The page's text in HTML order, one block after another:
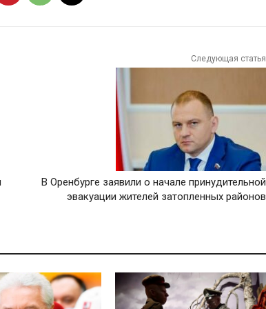
Следующая статья
В Оренбурге заявили о начале принудительной
эвакуации жителей затопленных районов